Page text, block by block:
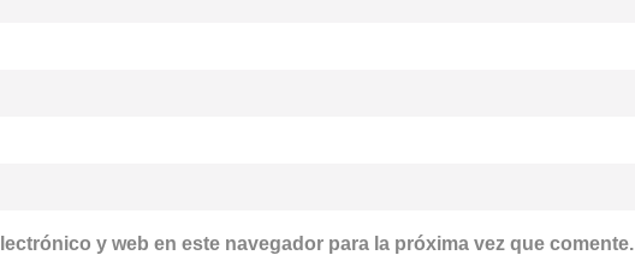
y web en este navegador para la próxima vez que comente.